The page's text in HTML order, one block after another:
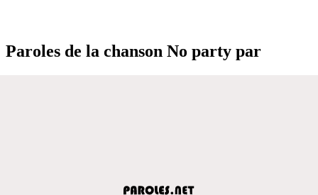
Paroles de la chanson No party par